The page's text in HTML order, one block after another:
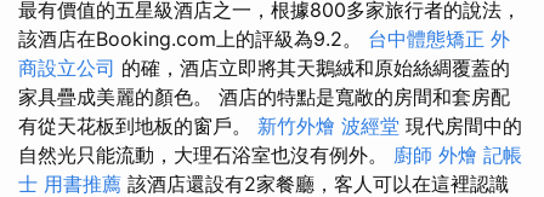
最有價值的五星級酒店之一，根據800多家旅行者的說法，
該酒店在Booking.com上的評級為9.2。 台中體態矯正 外
商設立公司 的確，酒店立即將其天鵝絨和原始絲綢覆蓋的
家具疊成美麗的顏色。 酒店的特點是寬敞的房間和套房配
有從天花板到地板的窗戶。 新竹外燴 波經堂 現代房間中的
自然光只能流動，大理石浴室也沒有例外。 廚師 外燴 記帳
士 用書推薦 該酒店還設有2家餐廳，客人可以在這裡認識